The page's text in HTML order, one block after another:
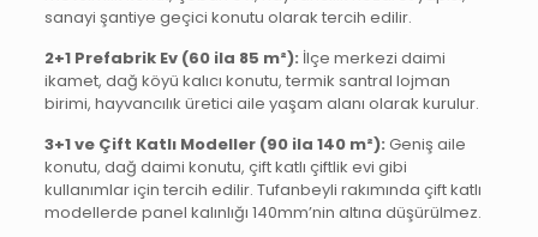
sanayi şantiye geçici konutu olarak tercih edilir.
2+1 Prefabrik Ev (60 ila 85 m²): İlçe merkezi daimi
ikamet, dağ köyü kalıcı konutu, termik santral lojman
birimi, hayvancılık üretici aile yaşam alanı olarak kurulur.
3+1 ve Çift Katlı Modeller (90 ila 140 m²): Geniş aile
konutu, dağ daimi konutu, çift katlı çiftlik evi gibi
kullanımlar için tercih edilir. Tufanbeyli rakımında çift katlı
modellerde panel kalınlığı 140mm’nin altına düşürülmez.